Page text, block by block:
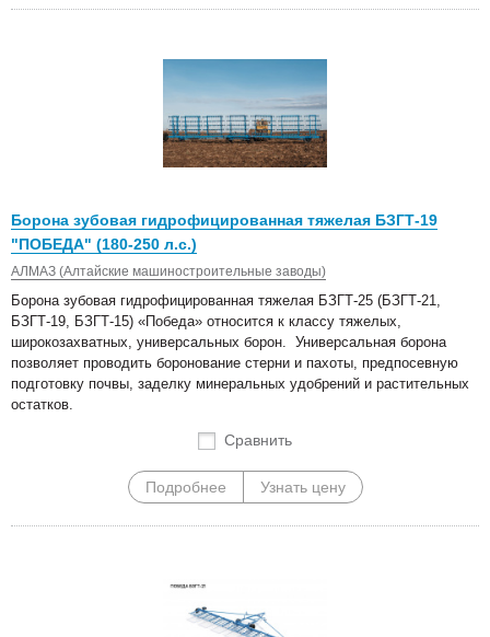
Борона зубовая гидрофицированная тяжелая БЗГТ-19
"ПОБЕДА" (180-250 л.с.)
АЛМАЗ (Алтайские машиностроительные заводы)
Борона зубовая гидрофицированная тяжелая БЗГТ-25 (БЗГТ-21,
БЗГТ-19, БЗГТ-15) «Победа» относится к классу тяжелых,
широкозахватных, универсальных борон. Универсальная борона
позволяет проводить боронование стерни и пахоты, предпосевную
подготовку почвы, заделку минеральных удобрений и растительных
остатков.
Сравнить
Подробнее Узнать цену